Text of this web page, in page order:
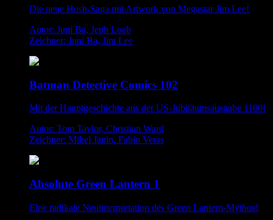
Die neue Hush-Saga mit Artwork von Megastar Jim Lee!
Autor: Juni Ba, Jeph Loeb
Zeichner: Juni Ba, Jim Lee
Batman Detective Comics 102
Mit der Hauptgeschichte aus der US-Jubiläumsausgabe 1100!
Autor: Tom Taylor, Christian Ward
Zeichner: Mikel Janin, Fabio Veras
Absolute Green Lantern 1
Eine radikale Neuinterpretation des Green Lantern-Mythos!